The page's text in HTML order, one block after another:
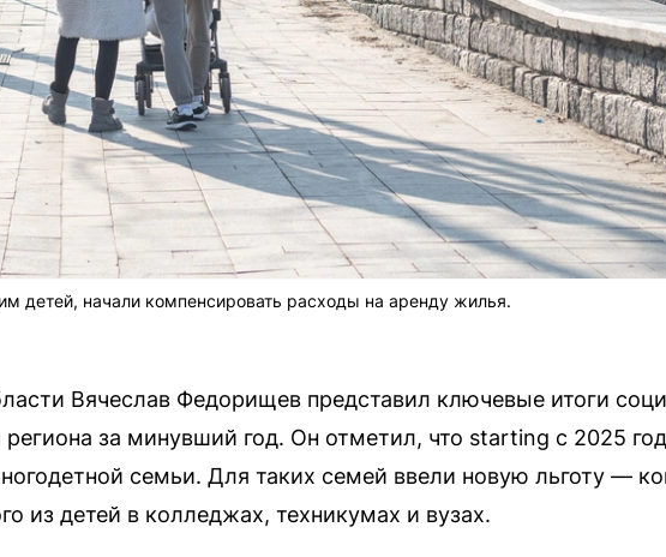
начали компенсировать расходы на аренду жилья.
Вячеслав Федорищев представил ключевые итоги
региона за минувший год. Он отметил, что starting с 2025
семьи. Для таких семей ввели новую льготу —
из детей в колледжах, техникумах и вузах.